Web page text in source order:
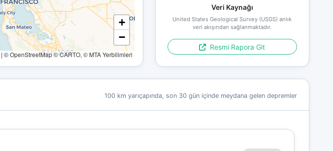
+
−
| © OpenStreetMap © CARTO, © MTA Yerbilimleri
Veri Kaynağı
United States Geological Survey (USGS) anlık
veri akışından sağlanmaktadır.
Resmi Rapora Git
100 km yarıçapında, son 30 gün içinde meydana gelen depremler